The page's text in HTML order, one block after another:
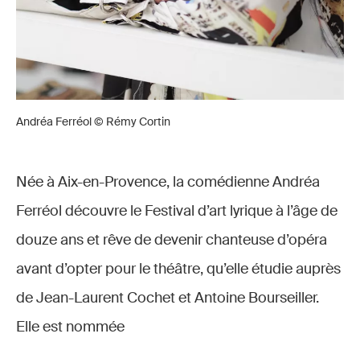
Andréa Ferréol © Rémy Cortin
Née à Aix-en-Provence, la comédienne Andréa
Ferréol découvre le Festival d’art lyrique à l’âge de
douze ans et rêve de devenir chanteuse d’opéra
avant d’opter pour le théâtre, qu’elle étudie auprès
de Jean-Laurent Cochet et Antoine Bourseiller.
Elle est nommée